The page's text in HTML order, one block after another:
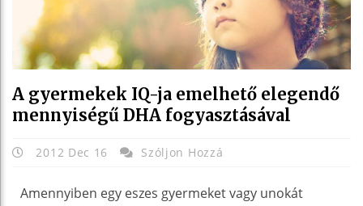
A gyermekek IQ-ja emelhető elegendő
mennyiségű DHA fogyasztásával
2012 Dec 16 Szóljon Hozzá
Amennyiben egy eszes gyermeket vagy unokát